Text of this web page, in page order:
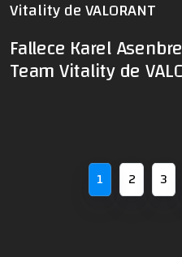
Fallece Karel
Team Vitality de
1 2 3